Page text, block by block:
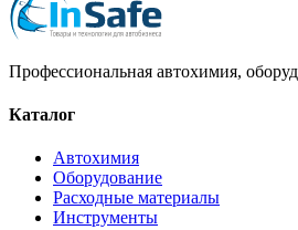
Профессиональная автохимия,
Каталог
Автохимия
Оборудование
Расходные материалы
Инструменты